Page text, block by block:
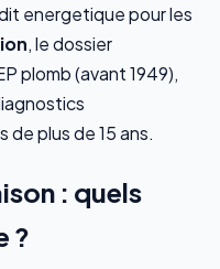
energetique pour les
, le dossier
plomb (avant 1949),
plus de 15 ans.
: quels
?